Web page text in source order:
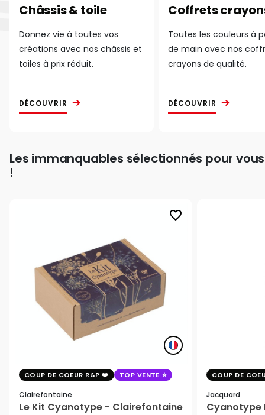
Châssis & toile
Donnez vie à toutes vos
créations avec nos châssis et
toiles à prix réduit.
DÉCOUVRIR
Coffrets
Toutes les couleurs à
de main avec nos
crayons de qualité.
DÉCOUVRIR
Les immanquables sélectionnés pour vous
!
favorite_border
COUP DE COEUR R&P TOP VENTE
Clairefontaine
Le Kit Cyanotype - Clairefontaine
COUP DE
Jacquard
Cyanotype